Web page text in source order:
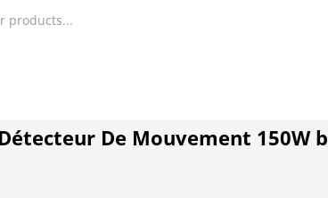
De Mouvement 150W b